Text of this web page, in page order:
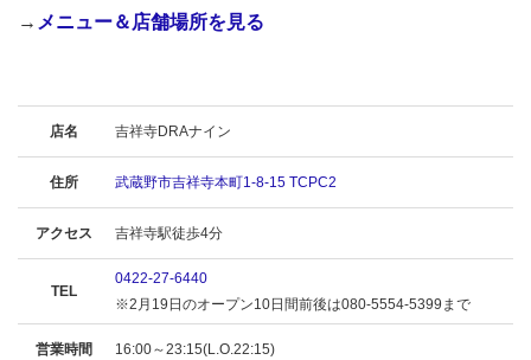
→ メニュー＆店舗場所を見る
店名 吉祥寺DRAナイン
住所 武蔵野市吉祥寺本町1-8-15 TCPC2
アクセス 吉祥寺駅徒歩4分
TEL
0422-27-6440
※2月19日のオープン10日間前後は080-5554-5399まで
営業時間 16:00～23:15(L.O.22:15)